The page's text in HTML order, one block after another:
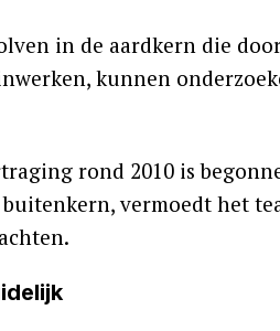
in de aardkern die
kunnen
rond 2010 is
vermoedt het